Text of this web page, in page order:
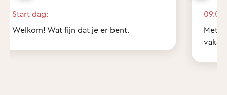
Start dag:
Welkom! Wat fijn dat je er bent.
09.00
Met